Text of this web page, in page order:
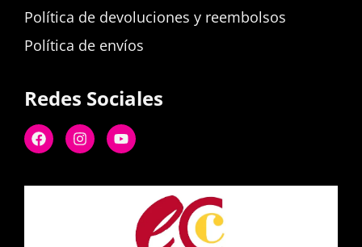
Política de devoluciones y reembolsos
Política de envíos
Redes Sociales